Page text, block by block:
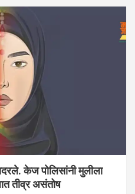
केज पोलिसांनी मुलीला
तीव्र असंतोष